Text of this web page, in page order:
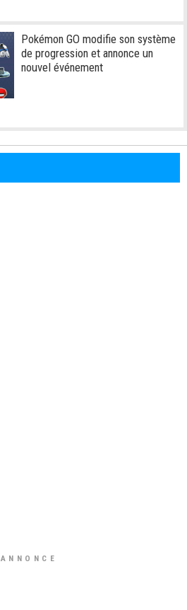
Pokémon GO modifie son système
de progression et annonce un
nouvel événement
ANNONCE